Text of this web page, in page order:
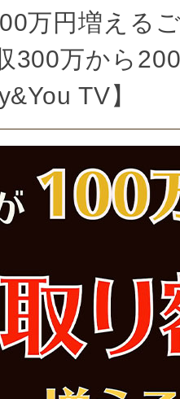
万円増える
300万から
TV】